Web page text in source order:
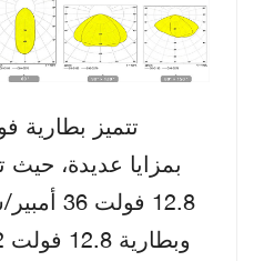
تتميز بطارية